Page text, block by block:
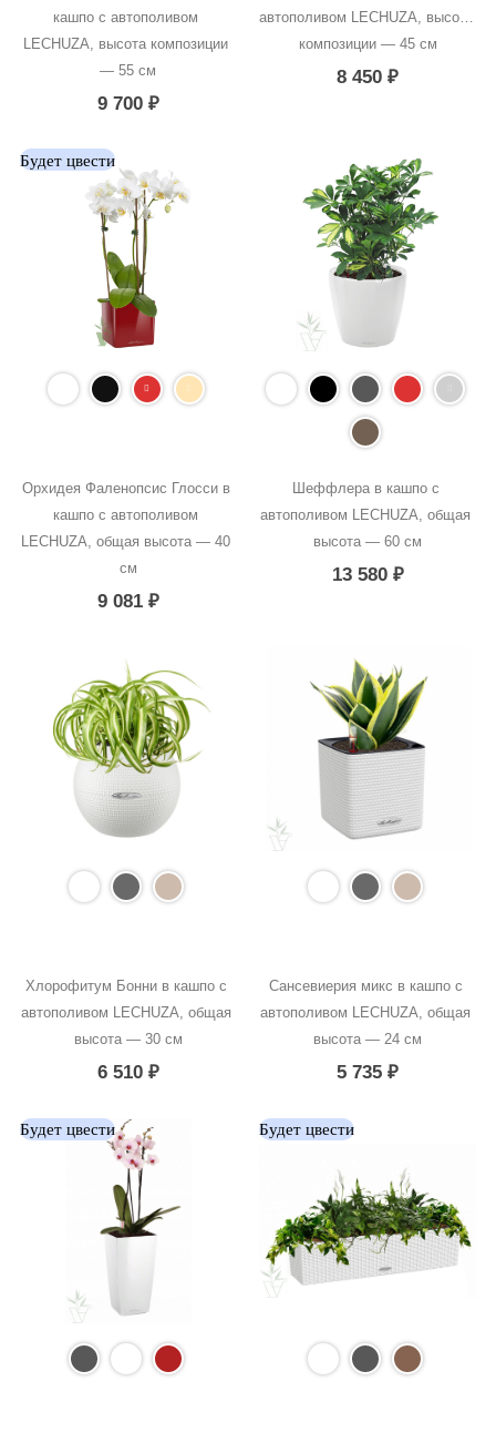
кашпо с автополивом
LECHUZA, высота композиции
— 55 см
9 700 ₽
автополивом LECHUZA, высота
композиции — 45 см
8 450₽
Будет цвести
Орхидея Фаленопсис Глосси в
кашпо с автополивом
LECHUZA, общая высота — 40
см
9 081 ₽
Шеффлера в кашпо с
автополивом LECHUZA, общая
высота — 60 см
13 580 ₽
Хлорофитум Бонни в кашпо с
автополивом LECHUZA, общая
высота — 30 см
6 510 ₽
Сансевиерия микс в кашпо с
автополивом LECHUZA, общая
высота — 24 см
5 735₽
Будет цвести Будет цвести